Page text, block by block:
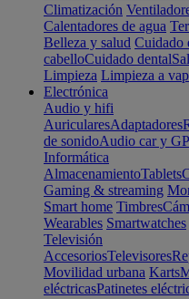
Climatización
Calentadores de agua
Belleza y salud Cuidado
cabelloCuidado dental
Limpieza Limpieza a
Electrónica
Audio y hifi
AuricularesAdaptadores
de sonidoAudio car y
Informática
AlmacenamientoTablets
Gaming & streaming
Smart home Timbres
Wearables Smartwatches
Televisión
AccesoriosTelevisores
Movilidad urbana Karts
eléctricasPatinetes